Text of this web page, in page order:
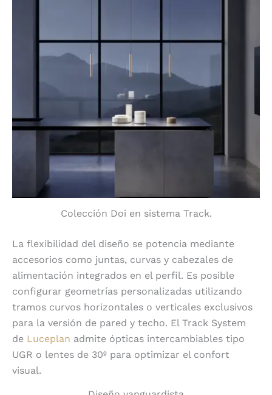
Colección Doi en sistema Track.
La flexibilidad del diseño se potencia mediante
accesorios como juntas, curvas y cabezales de
alimentación integrados en el perfil. Es posible
configurar geometrías personalizadas utilizando
tramos curvos horizontales o verticales exclusivos
para la versión de pared y techo. El Track System
de Luceplan admite ópticas intercambiables tipo
UGR o lentes de 30º para optimizar el confort
visual.